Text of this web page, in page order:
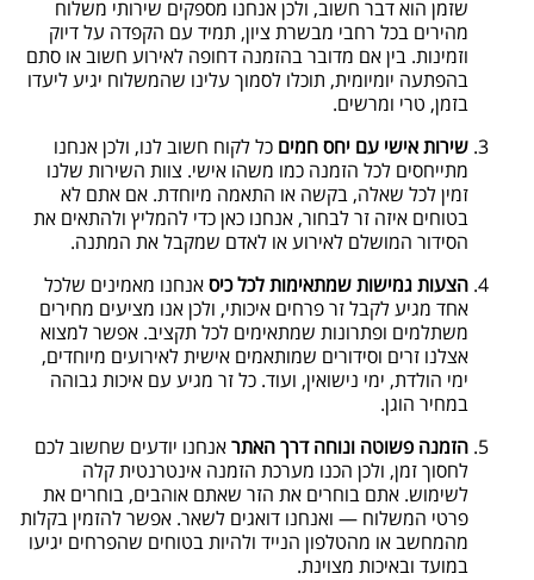
שזמן הוא דבר חשוב, ולכן אנחנו מספקים שירותי משלוח
מהירים בכל רחבי מבשרת ציון, תמיד עם הקפדה על דיוק
וזמינות. בין אם מדובר בהזמנה דחופה לאירוע חשוב או סתם
בהפתעה יומיומית, תוכלו לסמוך עלינו שהמשלוח יגיע ליעדו
בזמן, טרי ומרשים.
שירות אישי עם יחס חמים כל לקוח חשוב לנו, ולכן אנחנו
מתייחסים לכל הזמנה כמו משהו אישי. צוות השירות שלנו
זמין לכל שאלה, בקשה או התאמה מיוחדת. אם אתם לא
בטוחים איזה זר לבחור, אנחנו כאן כדי להמליץ ולהתאים את
הסידור המושלם לאירוע או לאדם שמקבל את המתנה.
הצעות גמישות שמתאימות לכל כיסאנחנו מאמינים שלכל
אחד מגיע לקבל זר פרחים איכותי, ולכן אנו מציעים מחירים
משתלמים ופתרונות שמתאימים לכל תקציב. אפשר למצוא
אצלנו זרים וסידורים שמותאמים אישית לאירועים מיוחדים,
ימי הולדת, ימי נישואין, ועוד. כל זר מגיע עם איכות גבוהה
במחיר הוגן.
הזמנה פשוטה ונוחה דרך האתראנחנו יודעים שחשוב לכם
לחסוך זמן, ולכן הכנו מערכת הזמנה אינטרנטית קלה
לשימוש. אתם בוחרים את הזר שאתם אוהבים, בוחרים את
פרטי המשלוח — ואנחנו דואגים לשאר. אפשר להזמין בקלות
מהמחשב או מהטלפון הנייד ולהיות בטוחים שהפרחים יגיעו
במועד ובאיכות מצוינת.